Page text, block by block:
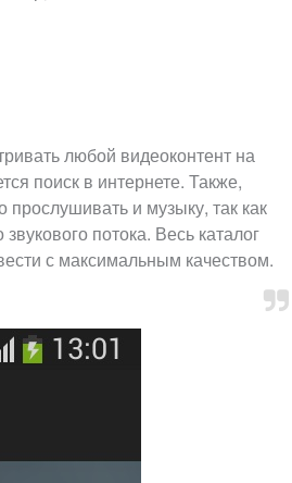
любой видеоконтент на
поиск в интернете. Также,
и музыку, так как
потока. Весь каталог
с максимальным качеством.